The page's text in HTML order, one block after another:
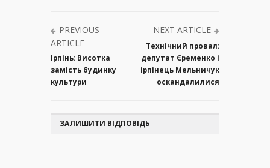
PREVIOUS
ARTICLE
Ірпінь: Висотка
замість будинку
культури
NEXT ARTICLE
Технічний провал:
депутат Єременко і
ірпінець Мельничук
оскандалилися
ЗАЛИШИТИ ВІДПОВІДЬ